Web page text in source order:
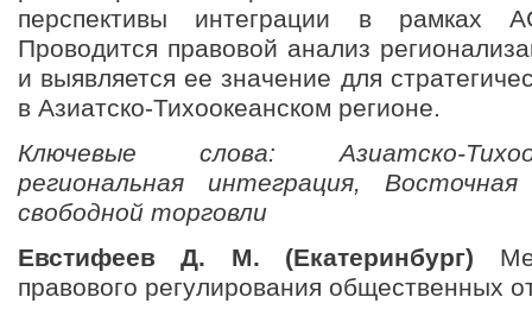
перспективы интеграции в
Проводится правовой анализ
и выявляется ее значение для
в Азиатско-Тихоокеанском регионе.
Ключевые слова: Азиатско-
региональная интеграция,
свободной торговли
Евстифеев Д. М. (Екатеринбург)
правового регулирования общественных